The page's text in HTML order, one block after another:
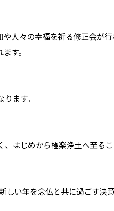
人々の幸福を祈る修正会が行
す。
ます。
はじめから極楽浄土へ至る
しい年を念仏と共に過ごす決